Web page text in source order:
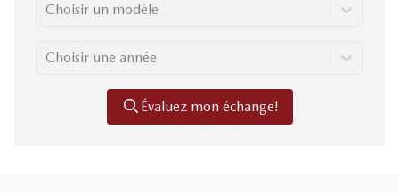
Choisir un modèle
Choisir une année
Évaluez mon échange!